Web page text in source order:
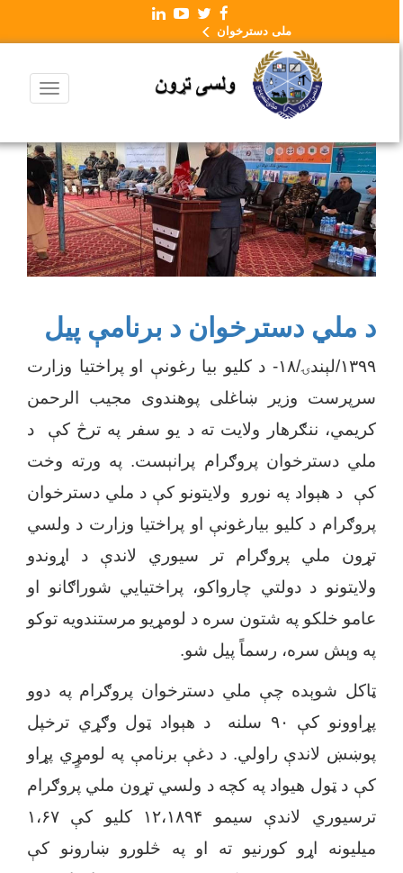
ملی دسترخوان
د ملي دسترخوان د برنامې پیل
۱۳۹۹/لېندۍ/۱۸- د کلیو بیا رغونې او پراختیا وزارت
سرپرست وزیر ښاغلی پوهندوی مجیب الرحمن
کریمي، ننګرهار ولایت ته د یو سفر په ترڅ کې د
ملي دسترخوان پروګرام پرانېست. په ورته وخت
کې د هېواد په نورو ولایتونو کې د ملي دسترخوان
پروګرام د کلیو بیارغونې او پراختیا وزارت د ولسي
تړون ملي پروګرام تر سیوري لاندې د اړوندو
ولایتونو د دولتي چارواکو، پراختیایي شوراګانو او
عامو خلکو په شتون سره د لومړیو مرستندویه توکو
په وېش سره، رسماً پیل شو.
ټاکل شوېده چې ملي دسترخوان پروګرام په دوو
پړاوونو کې ۹۰ سلنه د هېواد ټول وګړي ترخپل
پوښښ لاندې راولي. د دغې برنامې په لومړٍي پړاو
کې د ټول هیواد په کچه د ولسي تړون ملي پروګرام
ترسیوري لاندې سیمو ۱۲،۱۸۹۴ کلیو کې ۱،۶۷
میلیونه اړو کورنیو ته او په څلورو ښارونو کې